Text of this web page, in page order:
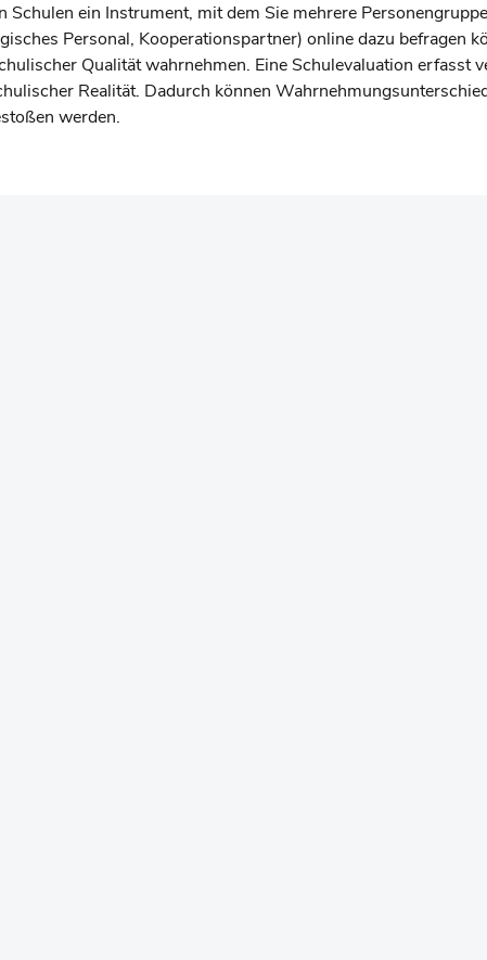
Schulen ein Instrument, mit dem Sie mehrere
Personal, Kooperationspartner) online dazu befragen
Qualität wahrnehmen. Eine Schulevaluation erfasst
Realität. Dadurch können
werden.